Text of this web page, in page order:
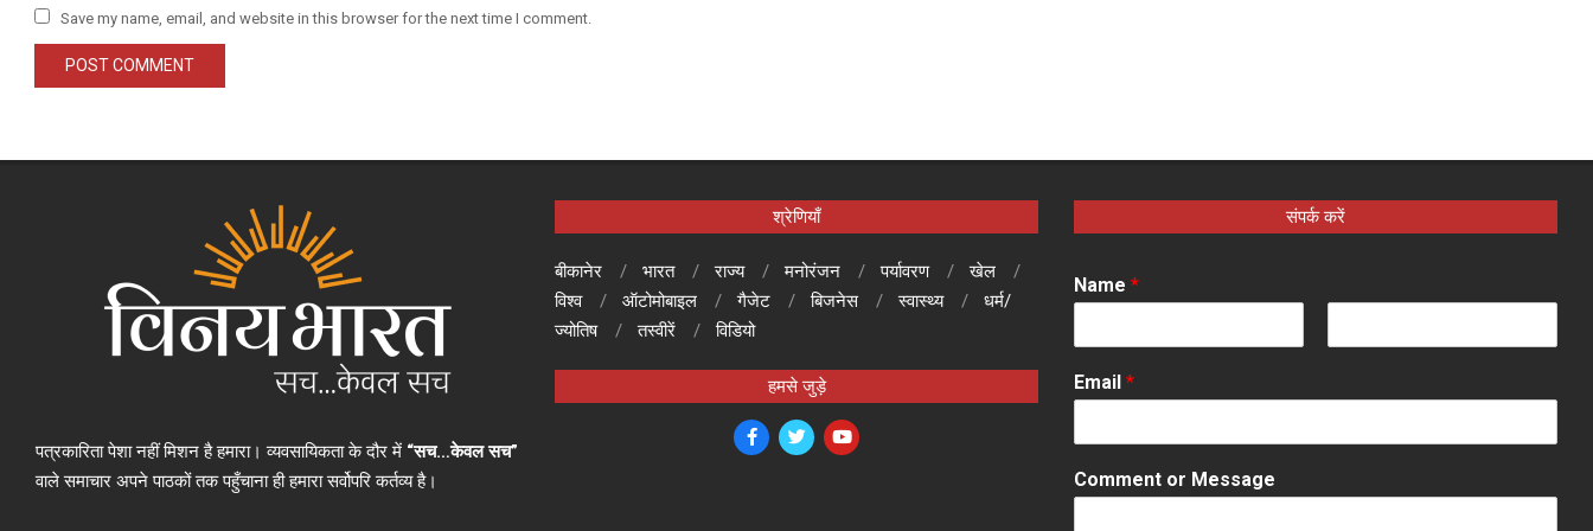
Save my name, email, and website in this browser for the next time I comment.
पत्रकारिता पेशा नहीं मिशन है हमारा। व्यवसायिकता के दौर में “सच…केवल सच”
वाले समाचार अपने पाठकों तक पहुँचाना ही हमारा सर्वोपरि कर्तव्य है।
श्रेणियाँ
बीकानेर भारत राज्य मनोरंजन पर्यावरण
खेल
विश्व
ऑटोमोबाइल गैजेट बिजनेस स्वास्थ्य
धर्म/
ज्योतिष
तस्वीरें विडियो
हमसे जुड़े
संपर्क करें
Name *
i
rEmail *
Comment or Message